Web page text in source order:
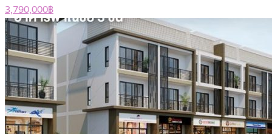
3,790,000฿